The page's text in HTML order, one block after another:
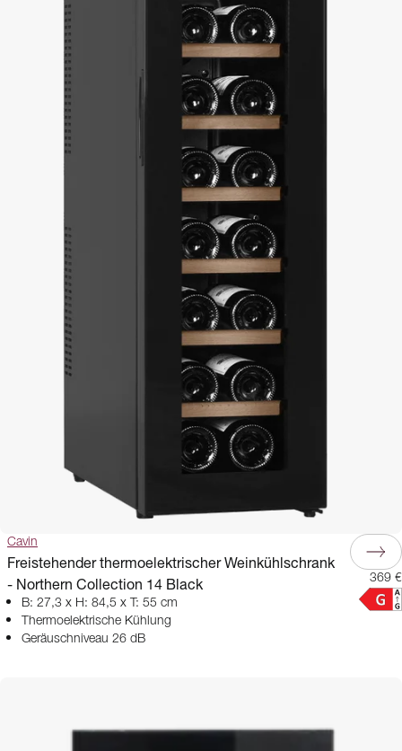
Cavin
Freistehender thermoelektrischer Weinkühlschrank
- Northern Collection 14 Black
B: 27,3 x H: 84,5 x T: 55 cm
Thermoelektrische Kühlung
Geräuschniveau 26 dB
369 €